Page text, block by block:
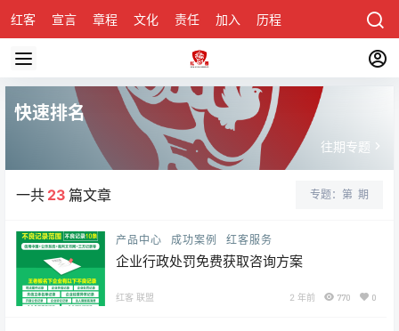
红客 宣言 章程 文化 责任 加入 历程 关于
快速排名
往期专题
一共 23 篇文章 专题：第 期
产品中心 成功案例 红客服务
企业行政处罚免费获取咨询方案
红客 联盟 2 年前 770 0